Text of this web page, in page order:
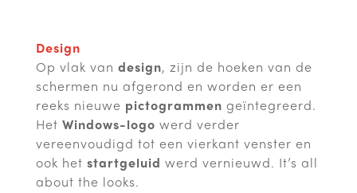
Design
Op vlak van design, zijn de hoeken van de
schermen nu afgerond en worden er een
reeks nieuwe pictogrammen geïntegreerd.
Het Windows-logo werd verder
vereenvoudigd tot een vierkant venster en
ook het startgeluid werd vernieuwd. It’s all
about the looks.